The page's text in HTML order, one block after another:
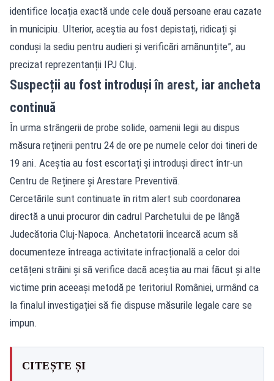
identifice locația exactă unde cele două persoane erau cazate
în municipiu. Ulterior, aceștia au fost depistați, ridicați și
conduși la sediu pentru audieri și verificări amănunțite”, au
precizat reprezentanții IPJ Cluj.
Suspecții au fost introduși în arest, iar ancheta
continuă
În urma strângerii de probe solide, oamenii legii au dispus
măsura reținerii pentru 24 de ore pe numele celor doi tineri de
19 ani. Aceștia au fost escortați și introduși direct într-un
Centru de Reținere și Arestare Preventivă.
Cercetările sunt continuate în ritm alert sub coordonarea
directă a unui procuror din cadrul Parchetului de pe lângă
Judecătoria Cluj-Napoca. Anchetatorii încearcă acum să
documenteze întreaga activitate infracțională a celor doi
cetățeni străini și să verifice dacă aceștia au mai făcut și alte
victime prin aceeași metodă pe teritoriul României, urmând ca
la finalul investigației să fie dispuse măsurile legale care se
impun.
CITEȘTE ȘI